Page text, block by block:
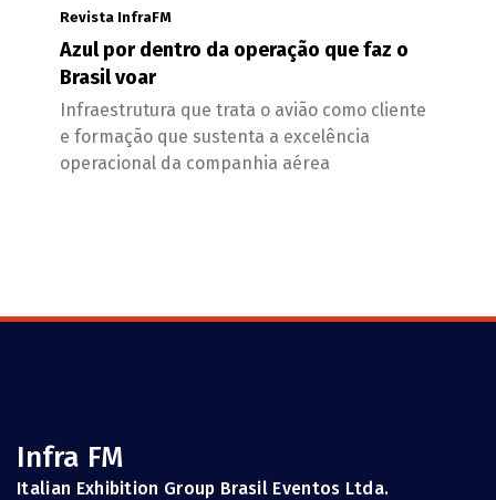
Revista InfraFM
Azul por dentro da operação que faz o
Brasil voar
Infraestrutura que trata o avião como cliente
e formação que sustenta a excelência
operacional da companhia aérea
Infra FM
Italian Exhibition Group Brasil Eventos Ltda.